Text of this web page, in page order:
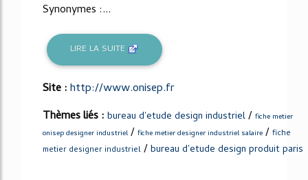
Synonymes :...
LIRE LA SUITE
Site :http://www.onisep.fr
Thèmes liés : bureau d'etude design industriel/ fiche metier
onisep designer industriel/ fiche metier designer industriel salaire / fiche
metier designer industriel /bureau d'etude design produit paris